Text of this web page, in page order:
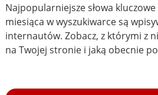
Najpopularniejsze słowa
miesiąca w wyszukiwarce są
internautów. Zobacz, z którymi z
na Twojej stronie i jaką obecnie